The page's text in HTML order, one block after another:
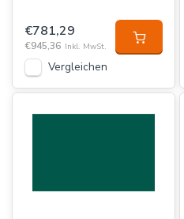
€781,29
€945,36 Inkl. MwSt.
Vergleichen